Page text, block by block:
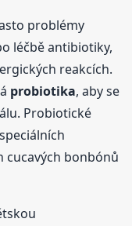
problémy
léčbě antibiotiky,
reakcích.
probiotika, aby se
Probiotické
cucavých bonbónů